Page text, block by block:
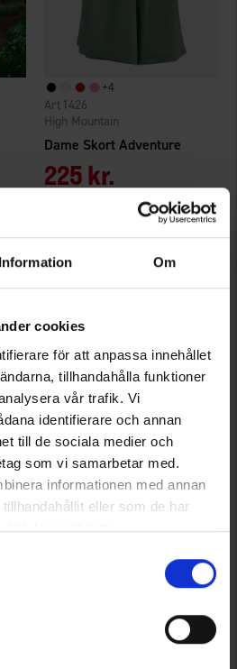
Information Om
cookies
för att anpassa innehållet
tillhandahålla funktioner
vår trafik. Vi
identifierare och annan
till de sociala medier och
som vi samarbetar med.
informationen med annan
eller som de har
deras tjänster.
+4
Dame Skort Adventure
High Mountain
1426
225 kr.
+4
Dame Skort Adventure
High Mountain
1426
225 kr.
Vurdering: 4.7 ud af 5 stjerner